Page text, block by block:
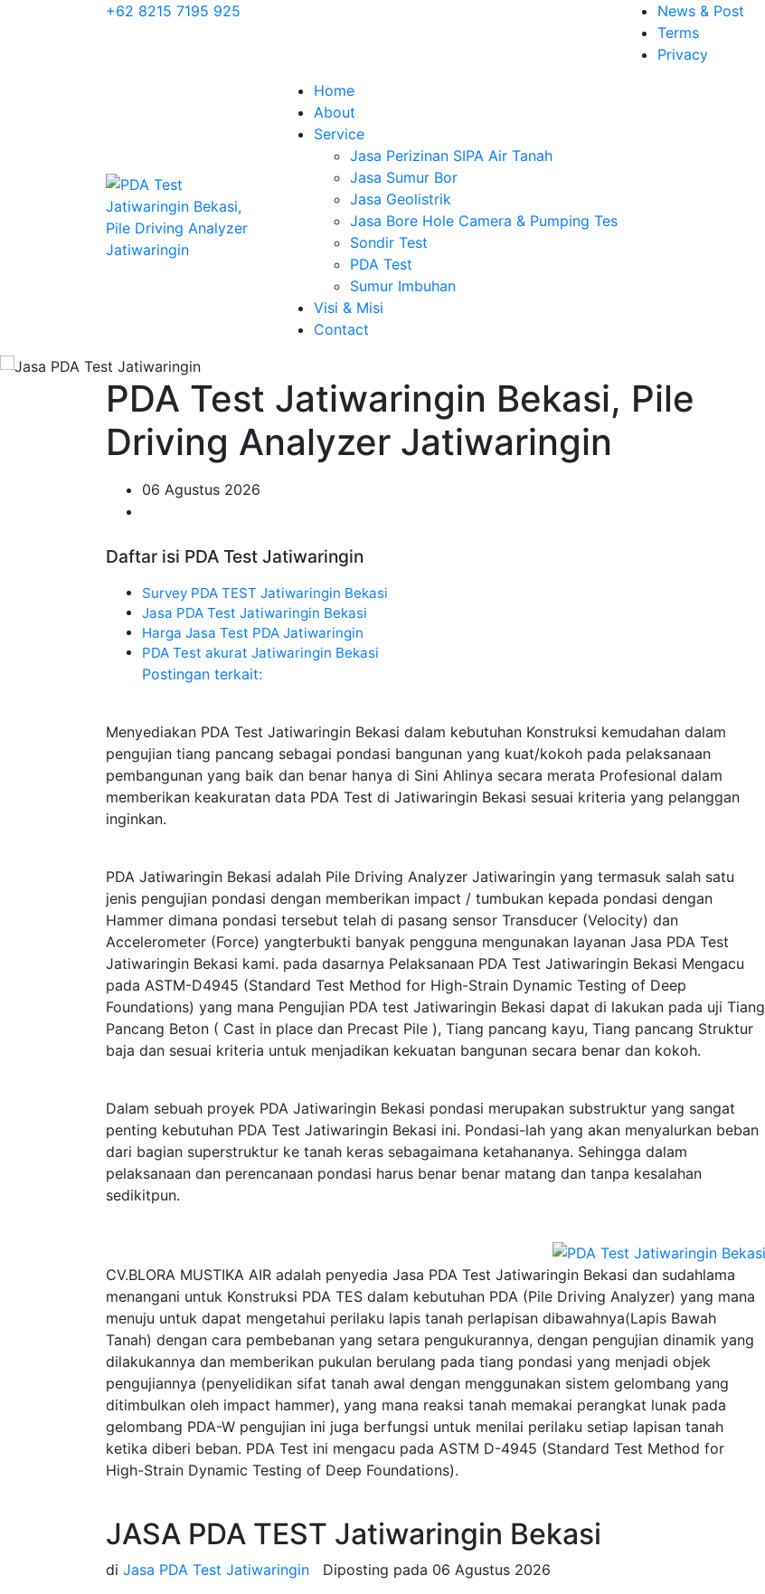
+62 8215 7195 925
News & Post
Terms
Privacy
Home
About
Service
Jasa Perizinan SIPA Air Tanah
Jasa Sumur Bor
Jasa Geolistrik
Jasa Bore Hole Camera & Pumping Tes
Sondir Test
PDA Test
Sumur Imbuhan
Visi & Misi
Contact
PDA Test Jatiwaringin Bekasi, Pile
Driving Analyzer Jatiwaringin
06 Agustus 2026
Daftar isi PDA Test Jatiwaringin
Survey PDA TEST Jatiwaringin Bekasi
Jasa PDA Test Jatiwaringin Bekasi
Harga Jasa Test PDA Jatiwaringin
PDA Test akurat Jatiwaringin Bekasi
Postingan terkait:
Menyediakan PDA Test Jatiwaringin Bekasi dalam kebutuhan Konstruksi kemudahan dalam
pengujian tiang pancang sebagai pondasi bangunan yang kuat/kokoh pada pelaksanaan
pembangunan yang baik dan benar hanya di Sini Ahlinya secara merata Profesional dalam
memberikan keakuratan data PDA Test di Jatiwaringin Bekasi sesuai kriteria yang pelanggan
inginkan.
PDA Jatiwaringin Bekasi adalah Pile Driving Analyzer Jatiwaringin yang termasuk salah satu
jenis pengujian pondasi dengan memberikan impact / tumbukan kepada pondasi dengan
Hammer dimana pondasi tersebut telah di pasang sensor Transducer (Velocity) dan
Accelerometer (Force) yangterbukti banyak pengguna mengunakan layanan Jasa PDA Test
Jatiwaringin Bekasi kami. pada dasarnya Pelaksanaan PDA Test Jatiwaringin Bekasi Mengacu
pada ASTM-D4945 (Standard Test Method for High-Strain Dynamic Testing of Deep
Foundations) yang mana Pengujian PDA test Jatiwaringin Bekasi dapat di lakukan pada uji Tiang
Pancang Beton ( Cast in place dan Precast Pile ), Tiang pancang kayu, Tiang pancang Struktur
baja dan sesuai kriteria untuk menjadikan kekuatan bangunan secara benar dan kokoh.
Dalam sebuah proyek PDA Jatiwaringin Bekasi pondasi merupakan substruktur yang sangat
penting kebutuhan PDA Test Jatiwaringin Bekasi ini. Pondasi-lah yang akan menyalurkan beban
dari bagian superstruktur ke tanah keras sebagaimana ketahananya. Sehingga dalam
pelaksanaan dan perencanaan pondasi harus benar benar matang dan tanpa kesalahan
sedikitpun.
CV.BLORA MUSTIKA AIR adalah penyedia Jasa PDA Test Jatiwaringin Bekasi dan sudahlama
menangani untuk Konstruksi PDA TES dalam kebutuhan PDA (Pile Driving Analyzer) yang mana
menuju untuk dapat mengetahui perilaku lapis tanah perlapisan dibawahnya(Lapis Bawah
Tanah) dengan cara pembebanan yang setara pengukurannya, dengan pengujian dinamik yang
dilakukannya dan memberikan pukulan berulang pada tiang pondasi yang menjadi objek
pengujiannya (penyelidikan sifat tanah awal dengan menggunakan sistem gelombang yang
ditimbulkan oleh impact hammer), yang mana reaksi tanah memakai perangkat lunak pada
gelombang PDA-W pengujian ini juga berfungsi untuk menilai perilaku setiap lapisan tanah
ketika diberi beban. PDA Test ini mengacu pada ASTM D-4945 (Standard Test Method for
High-Strain Dynamic Testing of Deep Foundations).
JASA PDA TEST Jatiwaringin Bekasi
di Jasa PDA Test Jatiwaringin Diposting pada 06 Agustus 2026